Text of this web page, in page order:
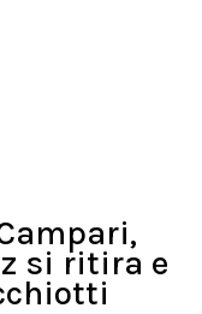
si ritira e